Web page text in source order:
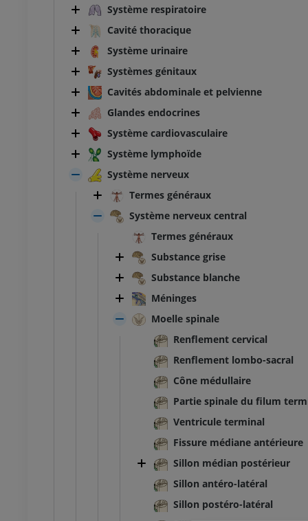
Système respiratoire
Cavité thoracique
Système urinaire
Systèmes génitaux
Cavités abdominale et pelvienne
Glandes endocrines
Système cardiovasculaire
Système lymphoïde
Système nerveux
Termes généraux
Système nerveux central
Termes généraux
Substance grise
Substance blanche
Méninges
Moelle spinale
Renflement cervical
Renflement lombo-sacral
Cône médullaire
Partie spinale du filum
Ventricule terminal
Fissure médiane antérieure
Sillon médian postérieur
Sillon antéro-latéral
Sillon postéro-latéral
TARSE-PIED